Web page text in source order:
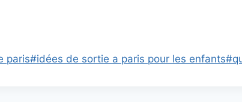
paris#idées de sortie a paris pour les enfants#